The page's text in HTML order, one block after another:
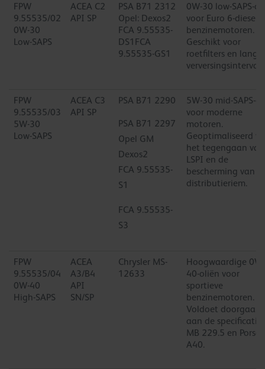
FPW
9.55535/02
0W-30
Low-SAPS
ACEA C2
API SP
PSA B71 2312
Opel: Dexos2
FCA 9.55535-
DS1FCA
9.55535-GS1
0W-30 low-SAPS-
voor Euro 6-diesel-
benzinemotoren.
Geschikt voor
roetfilters en
FPW
9.55535/03
5W-30
Low-SAPS
ACEA C3
API SP
PSA B71 2290
PSA B71 2297
Opel GM
Dexos2
FCA 9.55535-
S1
FCA 9.55535-
S3
5W-30 mid-SAPS-
voor moderne
motoren.
Geoptimaliseerd
het tegengaan van
LSPI en de
bescherming van
distributieriem.
FPW
9.55535/04
0W-40
High-SAPS
ACEA
A3/B4
API
SN/SP
Chrysler MS-
12633
Hoogwaardige 0W-
40-oliën voor
sportieve
benzinemotoren.
Voldoet doorgaans
aan de specificaties
MB 229.5 en
A40.